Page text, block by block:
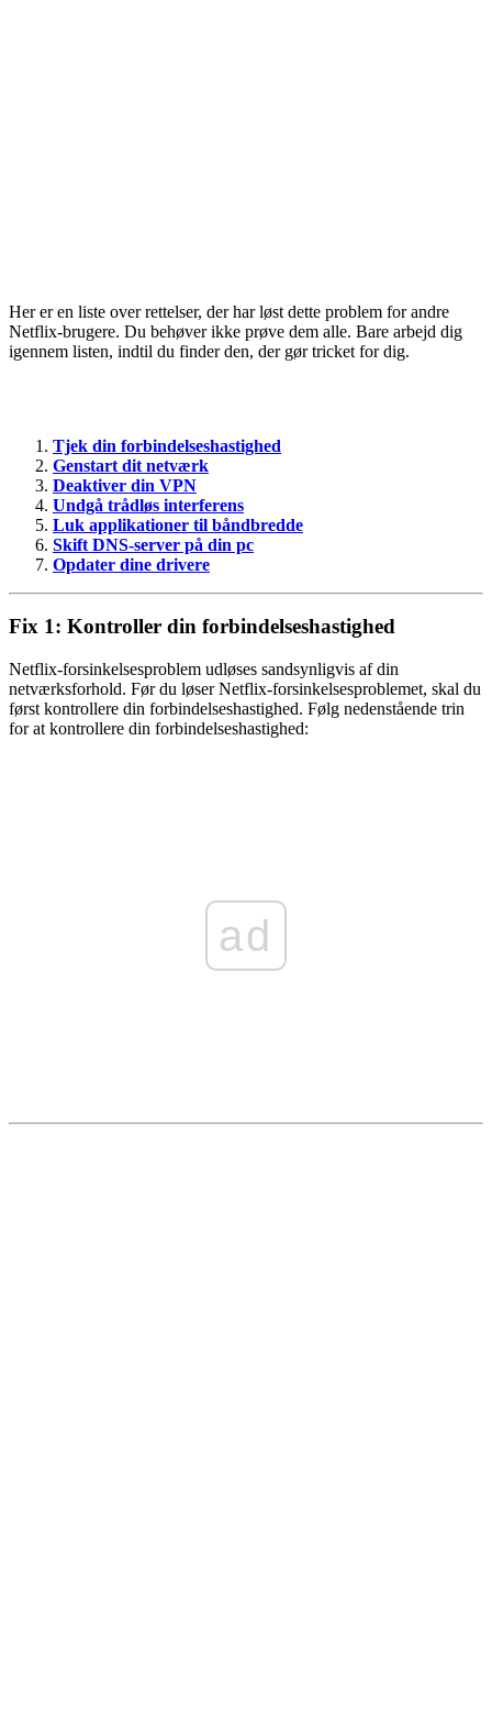
Her er en liste over rettelser, der har løst dette problem for andre
Netflix-brugere. Du behøver ikke prøve dem alle. Bare arbejd dig
igennem listen, indtil du finder den, der gør tricket for dig.
Tjek din forbindelseshastighed
Genstart dit netværk
Deaktiver din VPN
Undgå trådløs interferens
Luk applikationer til båndbredde
Skift DNS-server på din pc
Opdater dine drivere
Fix 1: Kontroller din forbindelseshastighed
Netflix-forsinkelsesproblem udløses sandsynligvis af din
netværksforhold. Før du løser Netflix-forsinkelsesproblemet, skal du
først kontrollere din forbindelseshastighed. Følg nedenstående trin
for at kontrollere din forbindelseshastighed:
ad